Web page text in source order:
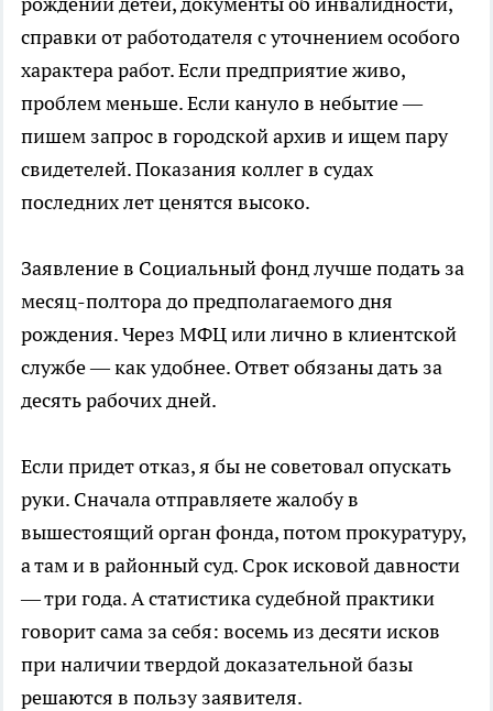
справки от работодателя с уточнением особого
характера работ. Если предприятие живо,
проблем меньше. Если кануло в небытие —
пишем запрос в городской архив и ищем пару
свидетелей. Показания коллег в судах
последних лет ценятся высоко.
Заявление в Социальный фонд лучше подать за
месяц-полтора до предполагаемого дня
рождения. Через МФЦ или лично в клиентской
службе — как удобнее. Ответ обязаны дать за
десять рабочих дней.
Если придет отказ, я бы не советовал опускать
руки. Сначала отправляете жалобу в
вышестоящий орган фонда, потом прокуратуру,
а там и в районный суд. Срок исковой давности
— три года. А статистика судебной практики
говорит сама за себя: восемь из десяти исков
при наличии твердой доказательной базы
решаются в пользу заявителя.